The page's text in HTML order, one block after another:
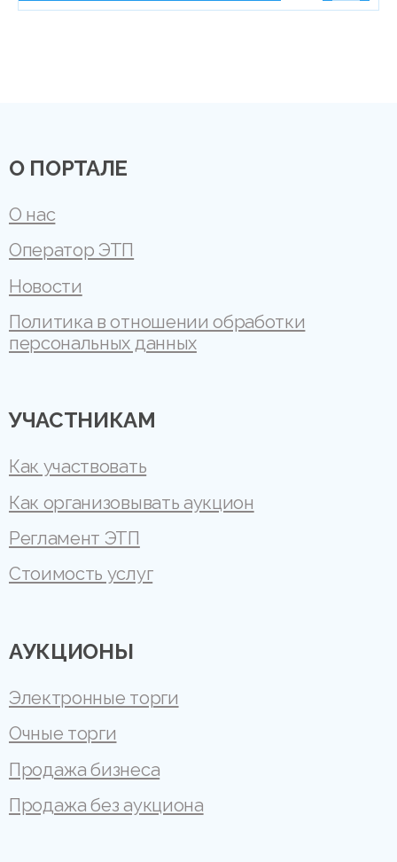
О ПОРТАЛЕ
О нас
Оператор ЭТП
Новости
Политика в отношении обработки
персональных данных
УЧАСТНИКАМ
Как участвовать
Как организовывать аукцион
Регламент ЭТП
Стоимость услуг
АУКЦИОНЫ
Электронные торги
Очные торги
Продажа бизнеса
Продажа без аукциона